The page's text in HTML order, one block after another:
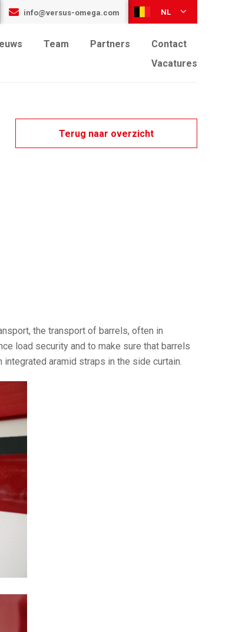
info@versus-omega.com NL
Team Partners
Contact
Vacatures
Terug naar overzicht
the transport of barrels, often in
load security and to make sure that barrels
aramid straps in the side curtain.